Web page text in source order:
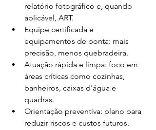
relatório fotográfico e, quando
aplicável, ART.
Equipe certificada e
equipamentos de ponta: mais
precisão, menos quebradeira.
Atuação rápida e limpa: foco em
áreas críticas como cozinhas,
banheiros, caixas d'água e
quadras.
Orientação preventiva: plano para
reduzir riscos e custos futuros.